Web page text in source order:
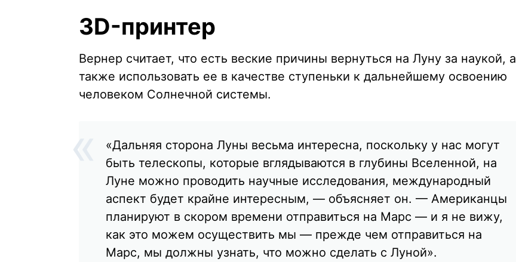
3D-принтер
Вернер считает, что есть веские причины вернуться на Луну за наукой, а
также использовать ее в качестве ступеньки к дальнейшему освоению
человеком Солнечной системы.
«Дальняя сторона Луны весьма интересна, поскольку у нас могут
быть телескопы, которые вглядываются в глубины Вселенной, на
Луне можно проводить научные исследования, международный
аспект будет крайне интересным, — объясняет он. — Американцы
планируют в скором времени отправиться на Марс — и я не вижу,
как это можем осуществить мы — прежде чем отправиться на
Марс, мы должны узнать, что можно сделать с Луной».